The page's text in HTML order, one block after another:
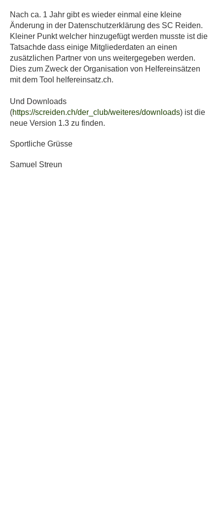
Nach ca. 1 Jahr gibt es wieder einmal eine kleine
Änderung in der Datenschutzerklärung des SC Reiden.
Kleiner Punkt welcher hinzugefügt werden musste ist die
Tatsachde dass einige Mitgliederdaten an einen
zusätzlichen Partner von uns weitergegeben werden.
Dies zum Zweck der Organisation von Helfereinsätzen
mit dem Tool helfereinsatz.ch.
Und Downloads
(https://screiden.ch/der_club/weiteres/downloads) ist die
neue Version 1.3 zu finden.
Sportliche Grüsse
Samuel Streun